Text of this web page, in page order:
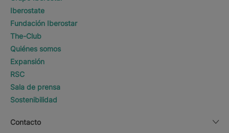
Iberostate
Fundación Iberostar
The-Club
Quiénes somos
Expansión
RSC
Sala de prensa
Sostenibilidad
Contacto